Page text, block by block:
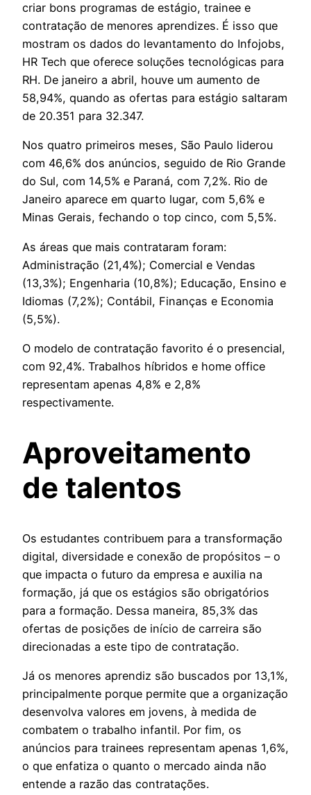
criar bons programas de estágio, trainee e
contratação de menores aprendizes. É isso que
mostram os dados do levantamento do Infojobs,
HR Tech que oferece soluções tecnológicas para
RH. De janeiro a abril, houve um aumento de
58,94%, quando as ofertas para estágio saltaram
de 20.351 para 32.347.
Nos quatro primeiros meses, São Paulo liderou
com 46,6% dos anúncios, seguido de Rio Grande
do Sul, com 14,5% e Paraná, com 7,2%. Rio de
Janeiro aparece em quarto lugar, com 5,6% e
Minas Gerais, fechando o top cinco, com 5,5%.
As áreas que mais contrataram foram:
Administração (21,4%); Comercial e Vendas
(13,3%); Engenharia (10,8%); Educação, Ensino e
Idiomas (7,2%); Contábil, Finanças e Economia
(5,5%).
O modelo de contratação favorito é o presencial,
com 92,4%. Trabalhos híbridos e home office
representam apenas 4,8% e 2,8%
respectivamente.
Aproveitamento
de talentos
Os estudantes contribuem para a transformação
digital, diversidade e conexão de propósitos – o
que impacta o futuro da empresa e auxilia na
formação, já que os estágios são obrigatórios
para a formação. Dessa maneira, 85,3% das
ofertas de posições de início de carreira são
direcionadas a este tipo de contratação.
Já os menores aprendiz são buscados por 13,1%,
principalmente porque permite que a organização
desenvolva valores em jovens, à medida de
combatem o trabalho infantil. Por fim, os
anúncios para trainees representam apenas 1,6%,
o que enfatiza o quanto o mercado ainda não
entende a razão das contratações.